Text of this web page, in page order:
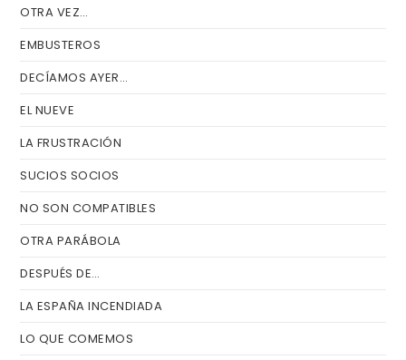
OTRA VEZ…
EMBUSTEROS
DECÍAMOS AYER…
EL NUEVE
LA FRUSTRACIÓN
SUCIOS SOCIOS
NO SON COMPATIBLES
OTRA PARÁBOLA
DESPUÉS DE…
LA ESPAÑA INCENDIADA
LO QUE COMEMOS